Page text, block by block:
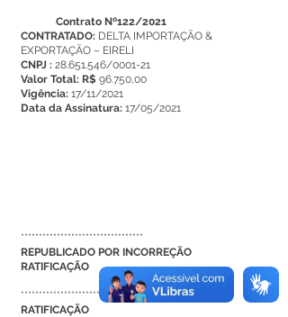
Contrato Nº122/2021
CONTRATADO: DELTA IMPORTAÇÃO &
EXPORTAÇÃO – EIRELI
CNPJ : 28.651.546/0001-21
Valor Total: R$ 96.750,00
Vigência: 17/11/2021
Data da Assinatura: 17/05/2021
**********************************
REPUBLICADO POR INCORREÇÃO
RATIFICAÇÃO
***********************************
RATIFICAÇÃO